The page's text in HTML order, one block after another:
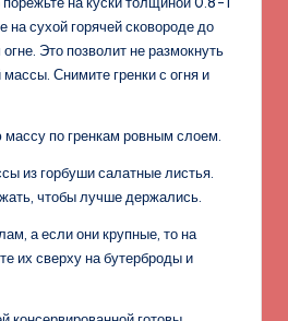
на сухой горячей сковороде до
Это позволит не размокнуть
Снимите гренки с огня и
по гренкам ровным слоем.
из горбуши салатные листья.
чтобы лучше держались.
а если они крупные, то на
их сверху на бутерброды и